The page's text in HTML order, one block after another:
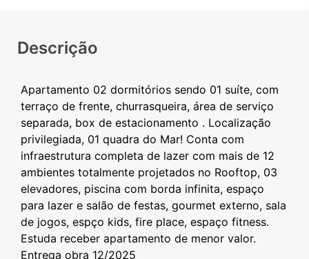
Descrição
Apartamento 02 dormitórios sendo 01 suíte, com
terraço de frente, churrasqueira, área de serviço
separada, box de estacionamento . Localização
privilegiada, 01 quadra do Mar! Conta com
infraestrutura completa de lazer com mais de 12
ambientes totalmente projetados no Rooftop, 03
elevadores, piscina com borda infinita, espaço
para lazer e salão de festas, gourmet externo, sala
de jogos, espço kids, fire place, espaço fitness.
Estuda receber apartamento de menor valor.